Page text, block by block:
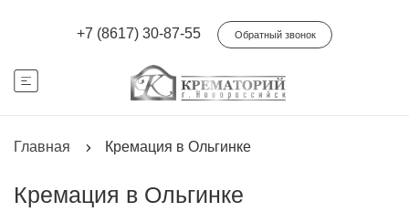
+7 (8617) 30-87-55 Обратный звонок
Главная Кремация в Ольгинке
Кремация в Ольгинке